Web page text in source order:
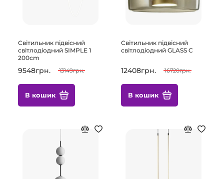
Світильник підвісний
світлодіодний SIMPLE 1
200cm
9548грн. 13149грн.
В кошик
Світильник підвісний
світлодіодний GLASS C
12408грн. 16720грн.
В кошик